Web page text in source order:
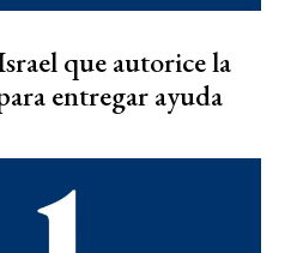
que autorice la
entregar ayuda